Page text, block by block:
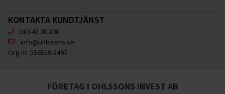
KONTAKTA KUNDTJÄNST
010-45 00 200
info@ohlssons.se
Org.nr: 556559-3497
FÖRETAG I OHLSSONS INVEST AB